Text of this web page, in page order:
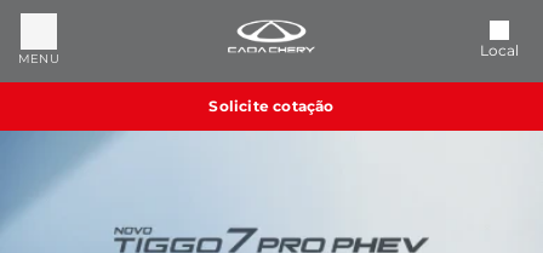
MENU Local
Solicite cotação